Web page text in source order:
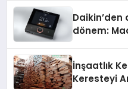
Daikin’den
dönem:
İnşaatlık
Keresteyi